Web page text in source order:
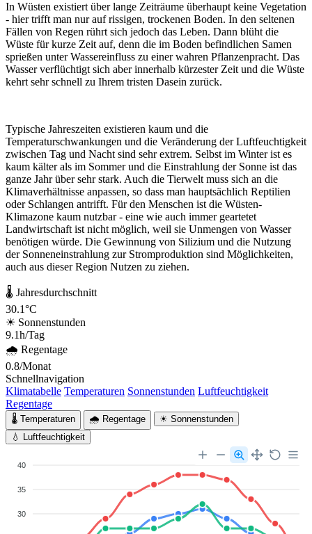
In Wüsten existiert über lange Zeiträume überhaupt keine Vegetation
- hier trifft man nur auf rissigen, trockenen Boden. In den seltenen
Fällen von Regen rührt sich jedoch das Leben. Dann blüht die
Wüste für kurze Zeit auf, denn die im Boden befindlichen Samen
sprießen unter Wassereinfluss zu einer wahren Pflanzenpracht. Das
Wasser verflüchtigt sich aber innerhalb kürzester Zeit und die Wüste
kehrt sehr schnell zu Ihrem tristen Dasein zurück.
Typische Jahreszeiten existieren kaum und die
Temperaturschwankungen und die Veränderung der Luftfeuchtigkeit
zwischen Tag und Nacht sind sehr extrem. Selbst im Winter ist es
kaum kälter als im Sommer und die Einstrahlung der Sonne ist das
ganze Jahr über sehr stark. Auch die Tierwelt muss sich an die
Klimaverhältnisse anpassen, so dass man hauptsächlich Reptilien
oder Schlangen antrifft. Für den Menschen ist die Wüsten-
Klimazone kaum nutzbar - eine wie auch immer geartetet
Landwirtschaft ist nicht möglich, weil sie Unmengen von Wasser
benötigen würde. Die Gewinnung von Silizium und die Nutzung
der Sonneneinstrahlung zur Stromproduktion sind Möglichkeiten,
auch aus dieser Region Nutzen zu ziehen.
🌡 Jahresdurchschnitt
30.1°C
☀ Sonnenstunden
9.1h/Tag
🌧 Regentage
0.8/Monat
Schnellnavigation
Klimatabelle Temperaturen Sonnenstunden Luftfeuchtigkeit
Regentage
🌡 Temperaturen 🌧 Regentage
☀ Sonnenstunden
💧 Luftfeuchtigkeit
40
35
30